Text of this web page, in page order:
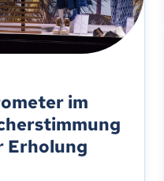
im
Erholung